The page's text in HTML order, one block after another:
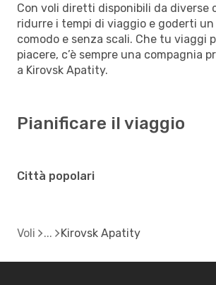
Con voli diretti disponibili da diverse
ridurre i tempi di viaggio e goderti un
comodo e senza scali. Che tu viaggi
piacere, c’è sempre una compagnia
a Kirovsk Apatity.
Pianificare il viaggio
Città popolari
Voli Kirovsk Apatity